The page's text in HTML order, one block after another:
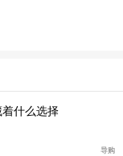
什么选择
导购